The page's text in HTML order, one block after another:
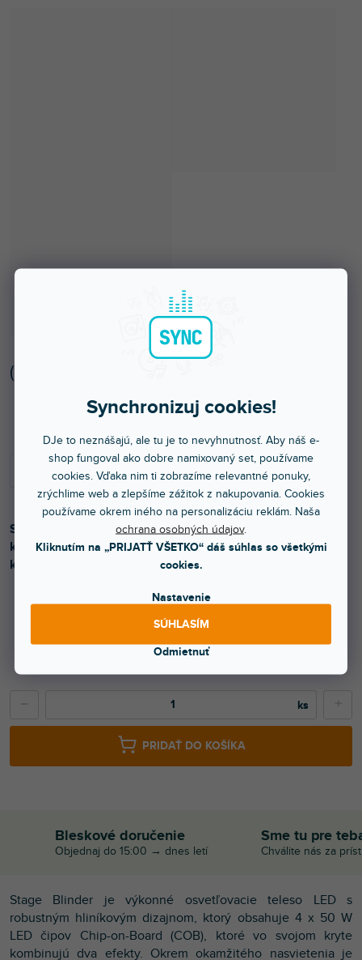
Synchronizuj cookies!
DJe to neznášajú, ale tu je to nevyhnutnosť. Aby náš e-
shop fungoval ako dobre namixovaný set, používame
cookies. Vďaka nim ti zobrazíme relevantné ponuky,
zrýchlime web a zlepšíme zážitok z nakupovania. Cookies
používame okrem iného na personalizáciu reklám. Naša
ochrana osobných údajov.
Kliknutím na „PRIJATŤ VŠETKO“ dáš súhlas so všetkými
cookies.
Nastavenie
Odmietnuť
SÚHLASÍM
206 €
Skladom na predajni
(
PRIDAŤ DO KOŠÍKA
Stage Blinder je výkonným osvetľovacím telesom LED,
ktoré obsahuje 4 x 50 W LED čipov Chip-on-Board (COB),
ktoré vo svojom kryte kombinujú dva efekty.
Bleskové doručenie
Objednaj do 15:00 → dnes letí
Sme tu pre
Chválite nás za
Stage Blinder je výkonné osvetľovacie teleso LED s
robustným hliníkovým dizajnom, ktorý obsahuje 4 x 50 W
LED čipov Chip-on-Board (COB), ktoré vo svojom kryte
kombinujú dva efekty. Okrem okamžitého nasvietenia je